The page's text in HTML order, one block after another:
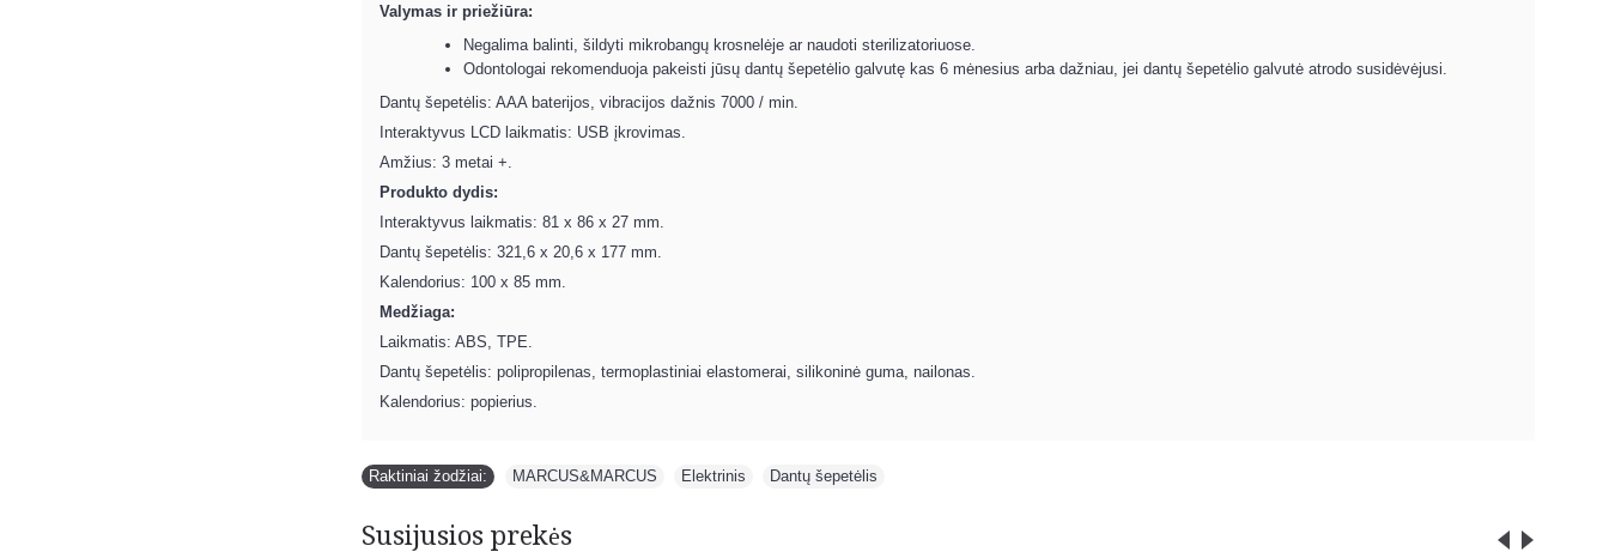
Valymas ir priežiūra:
Negalima balinti, šildyti mikrobangų krosnelėje ar naudoti sterilizatoriuose.
Odontologai rekomenduoja pakeisti jūsų dantų šepetėlio galvutę kas 6 mėnesius arba dažniau, jei dantų šepetėlio galvutė atrodo susidėvėjusi.
Dantų šepetėlis: AAA baterijos, vibracijos dažnis 7000 / min.
Interaktyvus LCD laikmatis: USB įkrovimas.
Amžius: 3 metai +.
Produkto dydis:
Interaktyvus laikmatis: 81 x 86 x 27 mm.
Dantų šepetėlis: 321,6 x 20,6 x 177 mm.
Kalendorius: 100 x 85 mm.
Medžiaga:
Laikmatis: ABS, TPE.
Dantų šepetėlis: polipropilenas, termoplastiniai elastomerai, silikoninė guma, nailonas.
Kalendorius: popierius.
Raktiniai žodžiai: MARCUS&MARCUS Elektrinis Dantų šepetėlis
Susijusios prekės